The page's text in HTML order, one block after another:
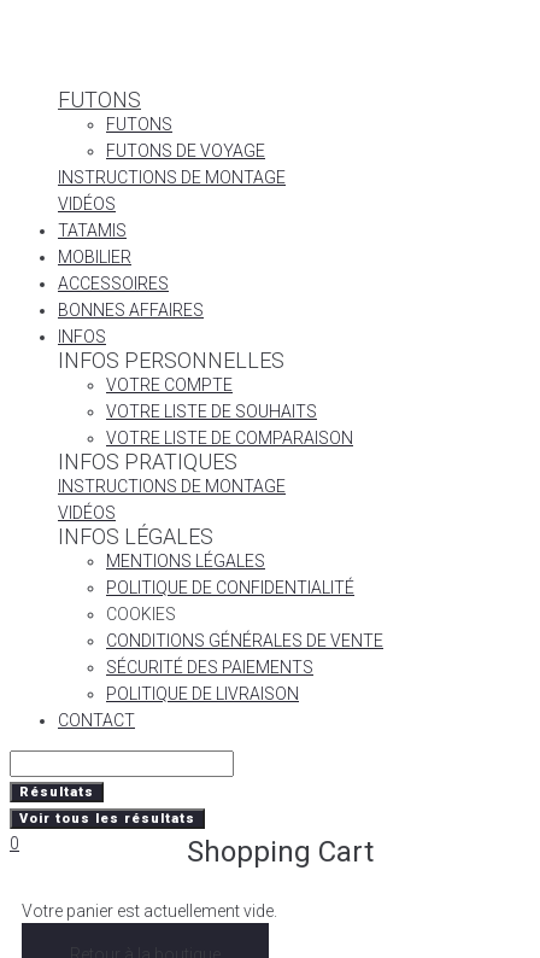
FUTONS
FUTONS
FUTONS DE VOYAGE
INSTRUCTIONS DE MONTAGE
VIDÉOS
TATAMIS
MOBILIER
ACCESSOIRES
BONNES AFFAIRES
INFOS
INFOS PERSONNELLES
VOTRE COMPTE
VOTRE LISTE DE SOUHAITS
VOTRE LISTE DE COMPARAISON
INFOS PRATIQUES
INSTRUCTIONS DE MONTAGE
VIDÉOS
INFOS LÉGALES
MENTIONS LÉGALES
POLITIQUE DE CONFIDENTIALITÉ
COOKIES
CONDITIONS GÉNÉRALES DE VENTE
SÉCURITÉ DES PAIEMENTS
POLITIQUE DE LIVRAISON
CONTACT
Résultats
Voir tous les résultats
0 Shopping Cart
Votre panier est actuellement vide.